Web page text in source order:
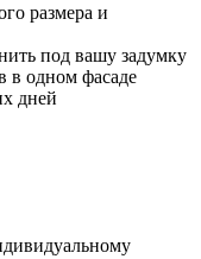
размера и
под вашу задумку
в одном фасаде
дней